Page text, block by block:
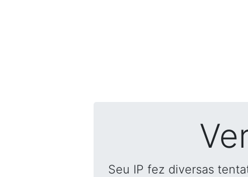
Seu IP fez diversas